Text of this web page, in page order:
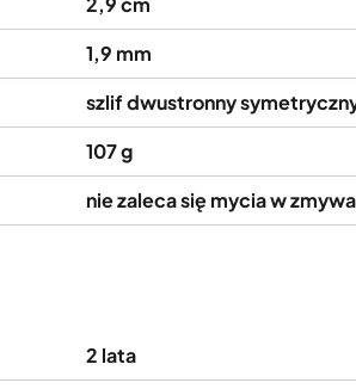
1,9 mm
szlif dwustronny
107 g
nie zaleca się mycia w
2 lata